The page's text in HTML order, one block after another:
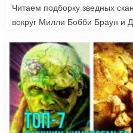
Читаем подборку зведных
вокруг Милли Бобби Браун и